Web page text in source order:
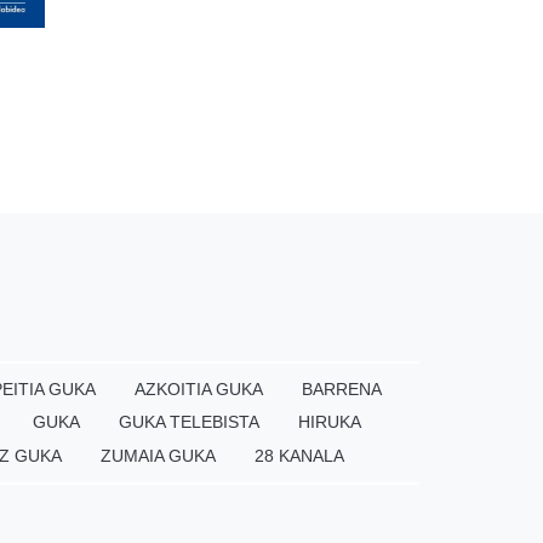
GUKA AZKOITIA GUKA
BARRENA
GUKA GUKA TELEBISTA
HIRUKA
GUKA ZUMAIA GUKA 28 KANALA